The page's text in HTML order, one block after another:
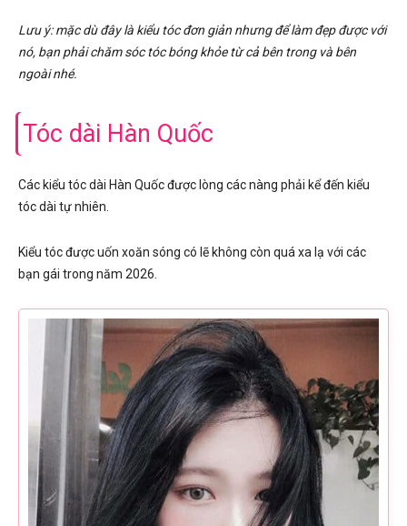
Lưu ý: mặc dù đây là kiểu tóc đơn giản nhưng để làm đẹp được với
nó, bạn phải chăm sóc tóc bóng khỏe từ cả bên trong và bên
ngoài nhé.
Tóc dài Hàn Quốc
Các kiểu tóc dài Hàn Quốc được lòng các nàng phải kể đến kiểu
tóc dài tự nhiên.
Kiểu tóc được uốn xoăn sóng có lẽ không còn quá xa lạ với các
bạn gái trong năm 2026.